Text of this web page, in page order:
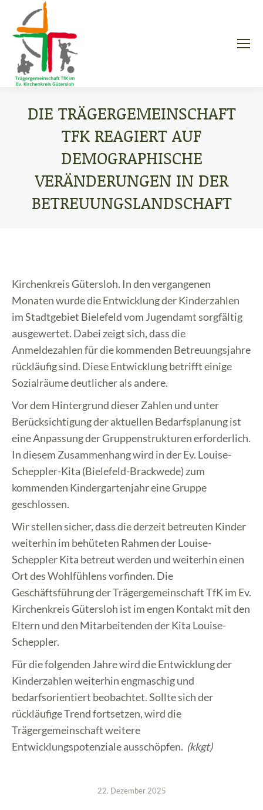
DIE TRÄGERGEMEINSCHAFT
TFK REAGIERT AUF
DEMOGRAPHISCHE
VERÄNDERUNGEN IN DER
BETREUUNGSLANDSCHAFT
Kirchenkreis Gütersloh. In den vergangenen
Monaten wurde die Entwicklung der Kinderzahlen
im Stadtgebiet Bielefeld vom Jugendamt sorgfältig
ausgewertet. Dabei zeigt sich, dass die
Anmeldezahlen für die kommenden Betreuungsjahre
rückläufig sind. Diese Entwicklung betrifft einige
Sozialräume deutlicher als andere.
Vor dem Hintergrund dieser Zahlen und unter
Berücksichtigung der aktuellen Bedarfsplanung ist
eine Anpassung der Gruppenstrukturen erforderlich.
In diesem Zusammenhang wird in der Ev. Louise-
Scheppler-Kita (Bielefeld-Brackwede) zum
kommenden Kindergartenjahr eine Gruppe
geschlossen.
Wir stellen sicher, dass die derzeit betreuten Kinder
weiterhin im behüteten Rahmen der Louise-
Scheppler Kita betreut werden und weiterhin einen
Ort des Wohlfühlens vorfinden. Die
Geschäftsführung der Trägergemeinschaft TfK im Ev.
Kirchenkreis Gütersloh ist im engen Kontakt mit den
Eltern und den Mitarbeitenden der Kita Louise-
Scheppler.
Für die folgenden Jahre wird die Entwicklung der
Kinderzahlen weiterhin engmaschig und
bedarfsorientiert beobachtet. Sollte sich der
rückläufige Trend fortsetzen, wird die
Trägergemeinschaft weitere
Entwicklungspotenziale ausschöpfen. (kkgt)
22. Dezember 2025